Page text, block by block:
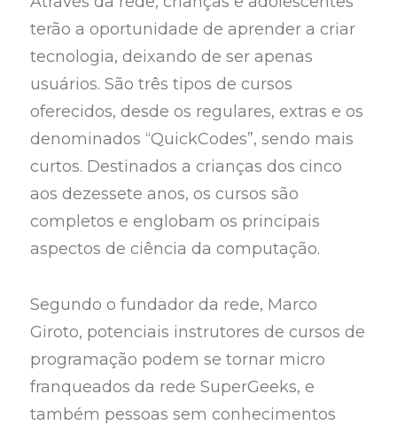
terão a oportunidade de aprender a criar
tecnologia, deixando de ser apenas
usuários. São três tipos de cursos
oferecidos, desde os regulares, extras e os
denominados “QuickCodes”, sendo mais
curtos. Destinados a crianças dos cinco
aos dezessete anos, os cursos são
completos e englobam os principais
aspectos de ciência da computação.
Segundo o fundador da rede, Marco
Giroto, potenciais instrutores de cursos de
programação podem se tornar micro
franqueados da rede SuperGeeks, e
também pessoas sem conhecimentos